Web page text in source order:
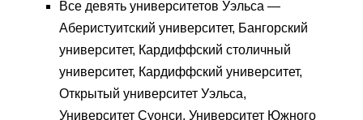
Все девять университетов Уэльса —
Аберистуитский университет, Бангорский
университет, Кардиффский столичный
университет, Кардиффский университет,
Открытый университет Уэльса,
Университет Суонси, Университет Южного